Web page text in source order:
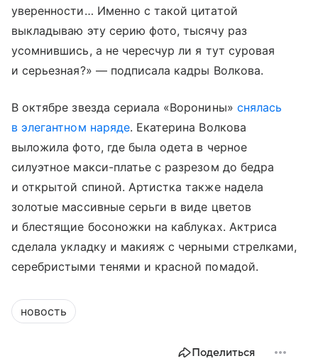
уверенности… Именно с такой цитатой
выкладываю эту серию фото, тысячу раз
усомнившись, а не чересчур ли я тут суровая
и серьезная?» — подписала кадры Волкова.
В октябре звезда сериала «Воронины» снялась
в элегантном наряде. Екатерина Волкова
выложила фото, где была одета в черное
силуэтное макси-платье с разрезом до бедра
и открытой спиной. Артистка также надела
золотые массивные серьги в виде цветов
и блестящие босоножки на каблуках. Актриса
сделала укладку и макияж с черными стрелками,
серебристыми тенями и красной помадой.
новость
Поделиться